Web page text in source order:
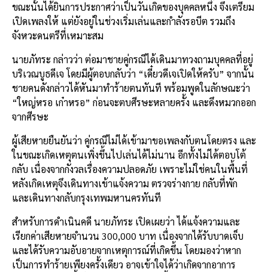
ขณะนั้นได้ยินการประกาศว่าเป็นวันเกิดของบุคคลหนึ่ง จึงเตรียม
เปิดเพลงให้ แต่ยังอยู่ในช่วงเริ่มเล่นและกำลังรอบีต รวมถึง
จังหวะดนตรีที่เหมาะสม
นายภัทระ กล่าวว่า ต่อมาชายคู่กรณีได้เดินมาทวงถามบุคคลที่อยู่
บริเวณบูธดีเจ โดยมีผู้ตอบกลับว่า “เดี๋ยวดีเจเปิดให้ครับ” จากนั้น
ชายคนดังกล่าวได้หันมาทำร้ายตนทันที พร้อมพูดในลักษณะว่า
“ใหญ่หรอ เก๋าหรอ” ก่อนจะตบศีรษะหลายครั้ง และดึงหมวกออก
จากศีรษะ
ผู้เสียหายยืนยันว่า คู่กรณีไม่ได้เข้ามาขอเพลงกับตนโดยตรง และ
ในขณะเกิดเหตุตนเพิ่งขึ้นไปเล่นได้ไม่นาน อีกทั้งไม่ได้ตอบโต้
กลับ เนื่องจากกังวลเรื่องความปลอดภัย เพราะไม่ใช่คนในพื้นที่
หลังเกิดเหตุจึงเดินทางเข้าแจ้งความ ตรวจร่างกาย กลับที่พัก
และเดินทางกลับกรุงเทพมหานครทันที
สำหรับการดำเนินคดี นายภัทระ เปิดเผยว่า ได้แจ้งความและ
เรียกค่าเสียหายจำนวน 300,000 บาท เนื่องจากได้รับบาดเจ็บ
และได้รับความอับอายจากเหตุการณ์ที่เกิดขึ้น โดยมองว่าหาก
เป็นการทำร้ายเพียงครั้งเดียว อาจเข้าใจได้ว่าเกิดจากอาการ